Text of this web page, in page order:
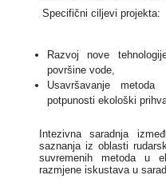
Specifični ciljevi projekta:
Razvoj nove
površine vode,
Usavršavanje
potpunosti ekološki
Intezivna saradnja
saznanja iz oblasti
suvremenih metoda u
razmjene iskustava u